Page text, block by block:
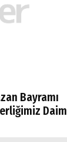
Bayramı
Daim